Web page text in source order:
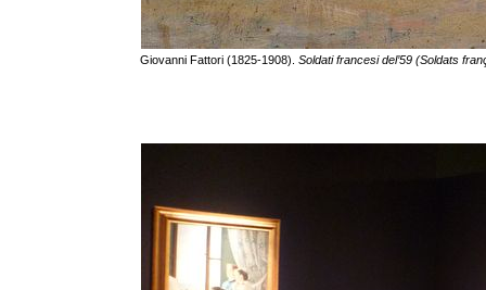
Giovanni Fattori (1825-1908). Soldati francesi del’59 (Soldats